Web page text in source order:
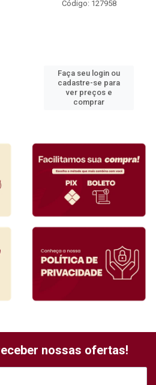
Código: 127958
Faça seu login ou
cadastre-se para
ver preços e
comprar
nossas ofertas!